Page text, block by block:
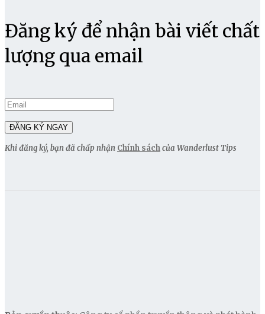
Đăng ký để nhận bài viết chất
lượng qua email
Khi đăng ký, bạn đã chấp nhận Chính sáchcủa Wanderlust Tips